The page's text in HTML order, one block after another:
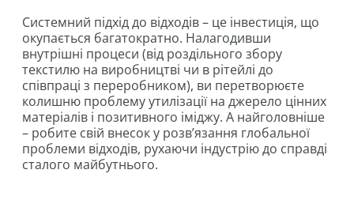
Системний підхід до відходів – це інвестиція, що
окупається багатократно. Налагодивши
внутрішні процеси (від роздільного збору
текстилю на виробництві чи в рітейлі до
співпраці з переробником), ви перетворюєте
колишню проблему утилізації на джерело цінних
матеріалів і позитивного іміджу. А найголовніше
– робите свій внесок у розв’язання глобальної
проблеми відходів, рухаючи індустрію до справді
сталого майбутнього.